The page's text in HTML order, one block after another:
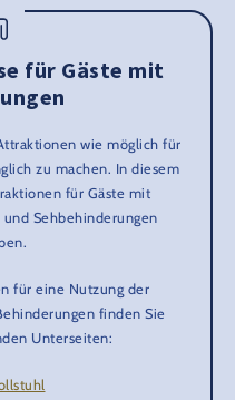
für Gäste mit
wie möglich für
zu machen. In diesem
für Gäste mit
Sehbehinderungen
für eine Nutzung der
finden Sie
Unterseiten: